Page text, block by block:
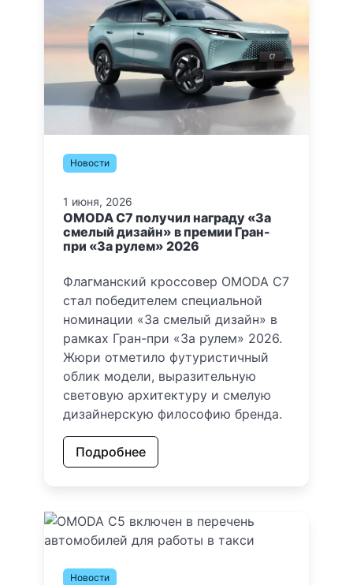
Новости
1 июня, 2026
OMODA C7 получил награду «За
смелый дизайн» в премии Гран-
при «За рулем» 2026
Флагманский кроссовер OMODA C7
стал победителем специальной
номинации «За смелый дизайн» в
рамках Гран-при «За рулем» 2026.
Жюри отметило футуристичный
облик модели, выразительную
световую архитектуру и смелую
дизайнерскую философию бренда.
Подробнее
Новости